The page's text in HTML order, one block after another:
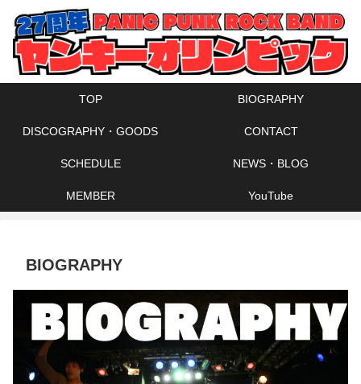
TOP BIOGRAPHY
DISCOGRAPHY・GOODS CONTACT
SCHEDULE NEWS・BLOG
MEMBER YouTube
BIOGRAPHY